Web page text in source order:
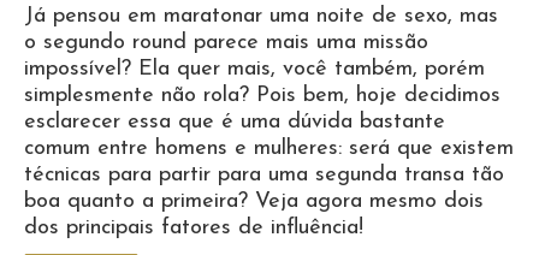
Já pensou em maratonar uma noite de sexo, mas
o segundo round parece mais uma missão
impossível? Ela quer mais, você também, porém
simplesmente não rola? Pois bem, hoje decidimos
esclarecer essa que é uma dúvida bastante
comum entre homens e mulheres: será que existem
técnicas para partir para uma segunda transa tão
boa quanto a primeira? Veja agora mesmo dois
dos principais fatores de influência!